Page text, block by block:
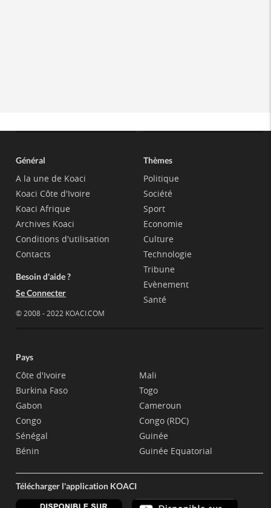
Général
A la une de Koaci
Koaci Côte d'Ivoire
Koaci Afrique
Archives Koaci
Conditions d'utilisation
Contacts
Besoin d'aide ?
Se Connecter
© 2008 - 2022 KOACI.COM
Thèmes
Politique
Société
Sport
Economie
Culture
Technologie
Tribune
Evènement
Santé
Pays
Côte d'Ivoire
Burkina Faso
Gabon
Congo
Sénégal
Bénin
Mali
Togo
Cameroun
Congo (RDC)
Guinée
Guinée Equatorial
Télécharger l'application KOACI